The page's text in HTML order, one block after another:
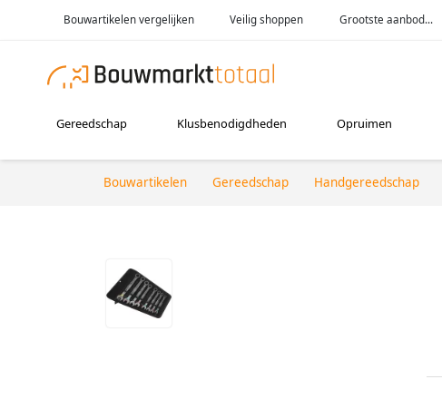
Bouwartikelen vergelijken Veilig shoppen Grootste aanbod...
Gereedschap Klusbenodigdheden Opruimen
Bouwartikelen Gereedschap Handgereedschap